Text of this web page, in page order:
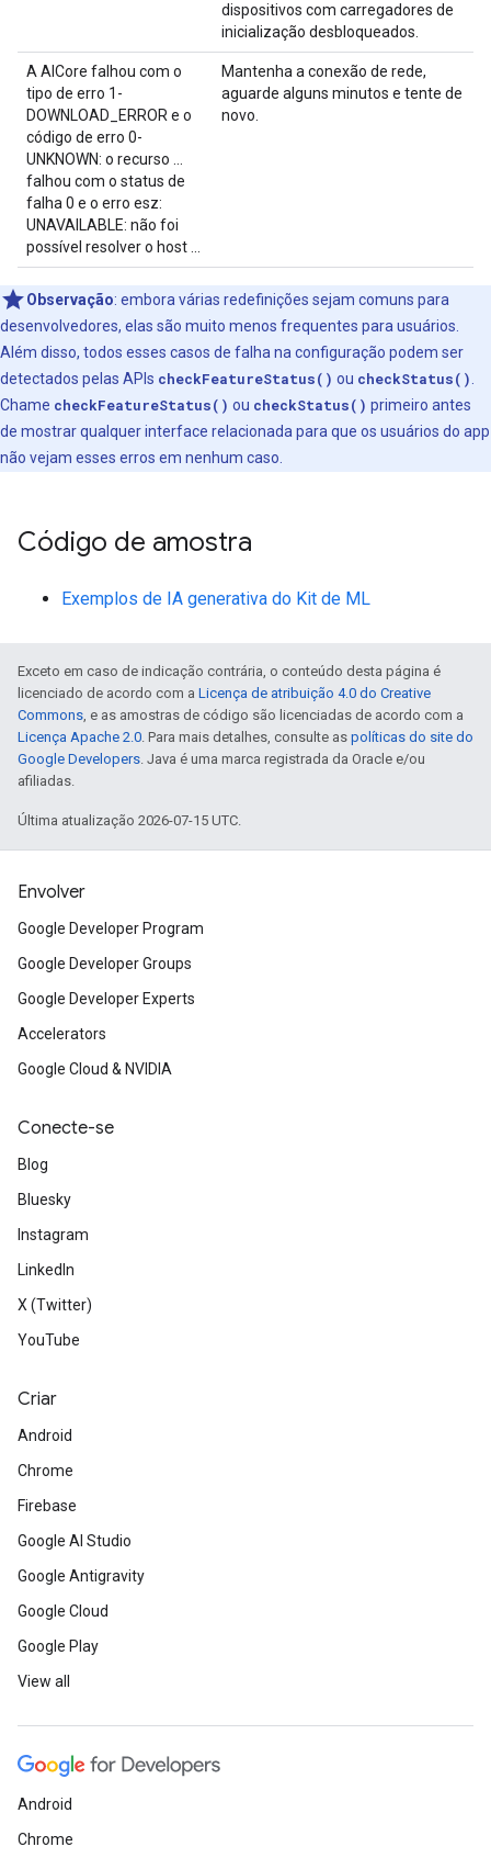
dispositivos com carregadores de
inicialização desbloqueados.
A AICore falhou com o
tipo de erro 1-
DOWNLOAD_ERROR e o
código de erro 0-
UNKNOWN: o recurso ...
falhou com o status de
falha 0 e o erro esz:
UNAVAILABLE: não foi
possível resolver o host ...
Mantenha a conexão de rede,
aguarde alguns minutos e tente de
novo.
Observação: embora várias redefinições sejam comuns para
desenvolvedores, elas são muito menos frequentes para usuários.
Além disso, todos esses casos de falha na configuração podem ser
detectados pelas APIs checkFeatureStatus() ou checkStatus()
Chame checkFeatureStatus() ou checkStatus() primeiro antes
de mostrar qualquer interface relacionada para que os usuários do app
não vejam esses erros em nenhum caso.
Código de amostra
Exemplos de IA generativa do Kit de ML
Exceto em caso de indicação contrária, o conteúdo desta página é
licenciado de acordo com a Licença de atribuição 4.0 do Creative
Commons, e as amostras de código são licenciadas de acordo com a
Licença Apache 2.0. Para mais detalhes, consulte as políticas do site do
Google Developers. Java é uma marca registrada da Oracle e/ou
afiliadas.
Última atualização 2026-07-15 UTC.
Envolver
Google Developer Program
Google Developer Groups
Google Developer Experts
Accelerators
Google Cloud & NVIDIA
Conecte-se
Blog
Bluesky
Instagram
LinkedIn
X (Twitter)
YouTube
Criar
Android
Chrome
Firebase
Google AI Studio
Google Antigravity
Google Cloud
Google Play
View all
Android
Chrome